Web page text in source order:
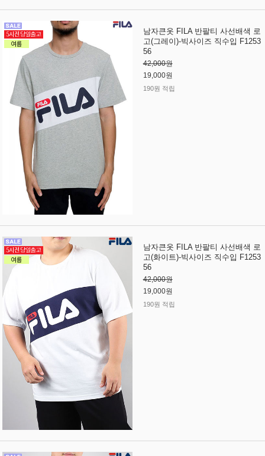
남자큰옷 FILA 반팔티 사선배색 로
고(그레이)-빅사이즈 직수입 F1253
56
42,000원
19,000원
190원 적립
남자큰옷 FILA 반팔티 사선배색 로
고(화이트)-빅사이즈 직수입 F1253
56
42,000원
19,000원
190원 적립